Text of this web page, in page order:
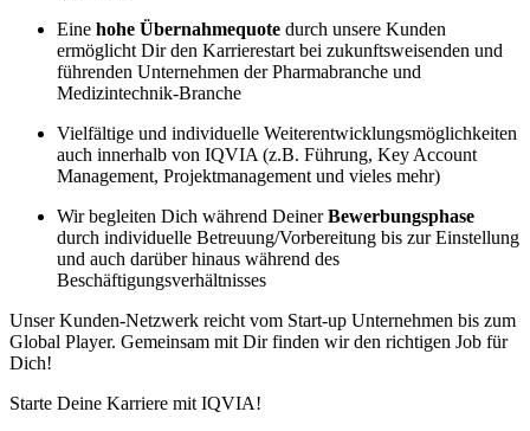
Eine hohe Übernahmequote durch unsere Kunden
ermöglicht Dir den Karrierestart bei zukunftsweisenden und
führenden Unternehmen der Pharmabranche und
Medizintechnik-Branche
Vielfältige und individuelle Weiterentwicklungsmöglichkeiten
auch innerhalb von IQVIA (z.B. Führung, Key Account
Management, Projektmanagement und vieles mehr)
Wir begleiten Dich während DeinerBewerbungsphase
durch individuelle Betreuung/Vorbereitung bis zur Einstellung
und auch darüber hinaus während des
Beschäftigungsverhältnisses
Unser Kunden-Netzwerk reicht vom Start-up Unternehmen bis zum
Global Player. Gemeinsam mit Dir finden wir den richtigen Job für
Dich!
Starte Deine Karriere mit IQVIA!